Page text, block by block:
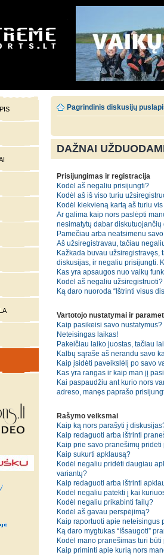
SPORTS.LT
Pagrindinis diskusijų
DAŽNAI
Prisijungimas ir registracija
Kodėl aš negaliu prisijungti?
Kodėl aš iš viso turiu
Kodėl kiekvieną kartą aš turiu
Ar galima kaip nors paslėpti
nesimatytų dabar
Pamečiau arba neatsimenu
Aš užsiregistravau, tačiau
Kažkada buvau užsiregistravęs,
diskusijas, ir negaliu prisijungti.
Kas yra apsaugos nuo vaikų
Kodėl aš negaliu užsiregistruoti?
Ką daro nuoroda “Ištrinti visus
Vartotojo nustatymai ir
Kaip pasikeisi savo nustatymus?
Neteisingas laikas!
Pakeičiau laiko juostas, tačiau
Kalbų sąraše aš nerandu savo
Kaip įsidėti paveikslėlį po savo
Kas yra rangas ir kaip man jį
Kai paspaudžiu ant kurio nors
adreso, manęs paprašo
Rašymo veiksmai
Kaip ką nors parašyti į
Kaip redaguoti arba ištrinti
Kaip prie savo pranešimų pridėti
Kaip sukurti apklausą?
Kodėl negaliu pridėti daugiau
variantų?
Kaip redaguoti arba ištrinti
Kodėl negaliu patekti į kai
Kodėl negaliu prikabinti failų?
Kodėl aš gavau perspėjimą?
Kaip raportuoti apie neteisingus
Ką daro mygtukas “Išsaugoti”
Kodėl mano pranešimas turi būti
Kaip priminti apie kurią nors